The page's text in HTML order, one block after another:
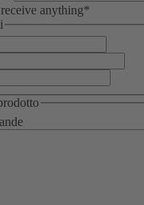
anything*